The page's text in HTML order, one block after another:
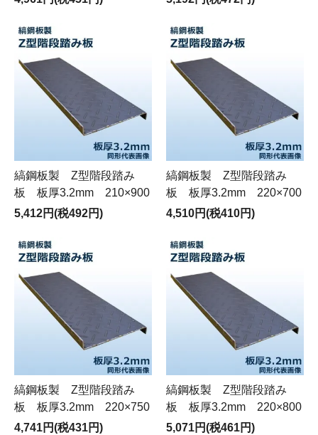
縞鋼板製 Z型階段踏み
板 板厚3.2mm 210×900
5,412円(税492円)
縞鋼板製 Z型階段踏み
板 板厚3.2mm 220×700
4,510円(税410円)
縞鋼板製 Z型階段踏み
板 板厚3.2mm 220×750
4,741円(税431円)
縞鋼板製 Z型階段踏み
板 板厚3.2mm 220×800
5,071円(税461円)